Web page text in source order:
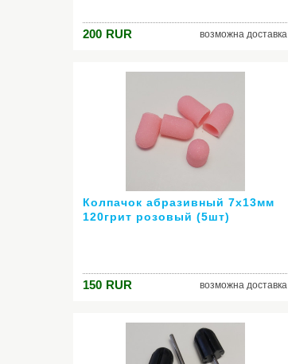
200 RUR возможна доставка
Колпачок абразивный 7х13мм
120грит розовый (5шт)
150 RUR возможна доставка